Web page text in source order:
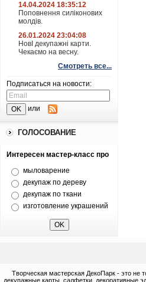
14.04.2024 18:35:12
Поповнення силіконових
молдів.
26.01.2024 23:04:08
НовІ декупажні карти.
Чекаємо на весну.
Смотреть все...
Подписаться на новости:
или
ГОЛОСОВАНИЕ
Интересен мастер-класс про
мыловарение
декупаж по дереву
декупаж по ткани
изготовление украшений
Творческая мастерская ДекоПарк - это не
декупажные карты, салфетки, декоративные